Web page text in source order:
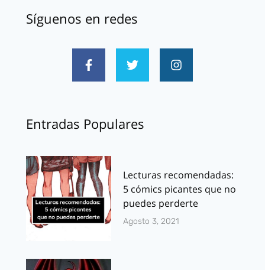
Síguenos en redes
Entradas Populares
Lecturas recomendadas:
5 cómics picantes que no
puedes perderte
Agosto 3, 2021